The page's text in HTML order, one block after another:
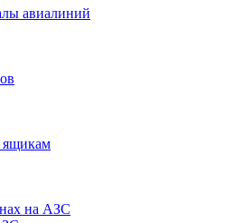
авиалиний
ящикам
на АЗС